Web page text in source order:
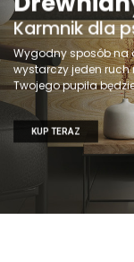
Do każdego
Idelne jako
sypialni. Drewniana
wybór kolorów.
KUP TERAZ
Karmnik dla
Wygodny sposób na
wystarczy jeden ruch
Twojego pupila
KUP TERAZ